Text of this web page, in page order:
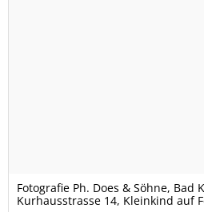
Fotografie Ph. Does & Söhne, Bad
Kurhausstrasse 14, Kleinkind auf